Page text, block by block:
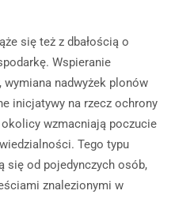
się też z dbałością o
Wspieranie
nadwyżek plonów
inicjatywy na rzecz ochrony
wzmacniają poczucie
Tego typu
się od pojedynczych osób,
znalezionymi w